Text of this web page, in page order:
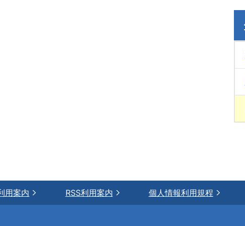
用案内 RSS利用案内 個人情報利用規程